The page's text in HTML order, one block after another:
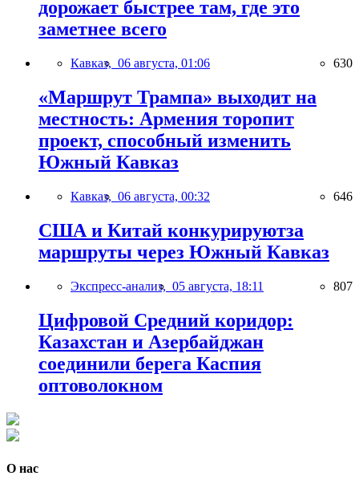
дорожает быстрее там, где это
заметнее всего
Кавказ, 06 августа, 01:06 630
«Маршрут Трампа» выходит на
местность: Армения торопит
проект, способный изменить
Южный Кавказ
Кавказ, 06 августа, 00:32 646
США и Китай конкурируютза
маршруты через Южный Кавказ
Экспресс-анализ, 05 августа, 18:11 807
Цифровой Средний коридор:
Казахстан и Азербайджан
соединили берега Каспия
оптоволокном
О нас